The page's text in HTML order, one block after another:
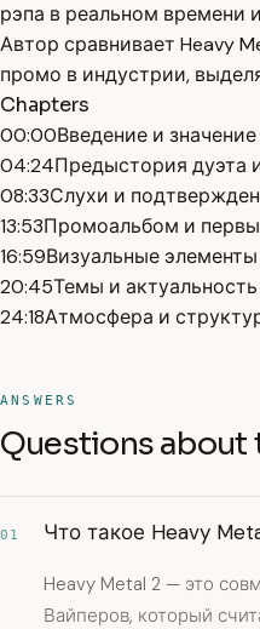
рэпа в реальном времени
Автор сравнивает Heavy
промо в индустрии,
Chapters
00:00Введение и
04:24Предыстория дуэта
08:33Слухи и
13:53Промоальбом и
16:59Визуальные
20:45Темы и
24:18Атмосфера и
ANSWERS
Questions about
01 Что такое Heavy
Heavy Metal 2 — это
Вайперов, который